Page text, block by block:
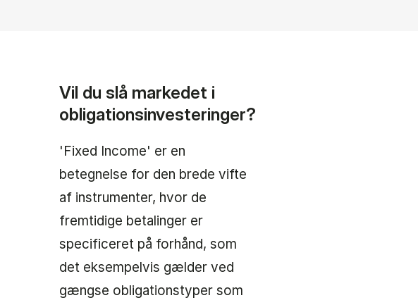
Vil du slå markedet i
obligationsinvesteringer?
'Fixed Income' er en
betegnelse for den brede vifte
af instrumenter, hvor de
fremtidige betalinger er
specificeret på forhånd, som
det eksempelvis gælder ved
gængse obligationstyper som